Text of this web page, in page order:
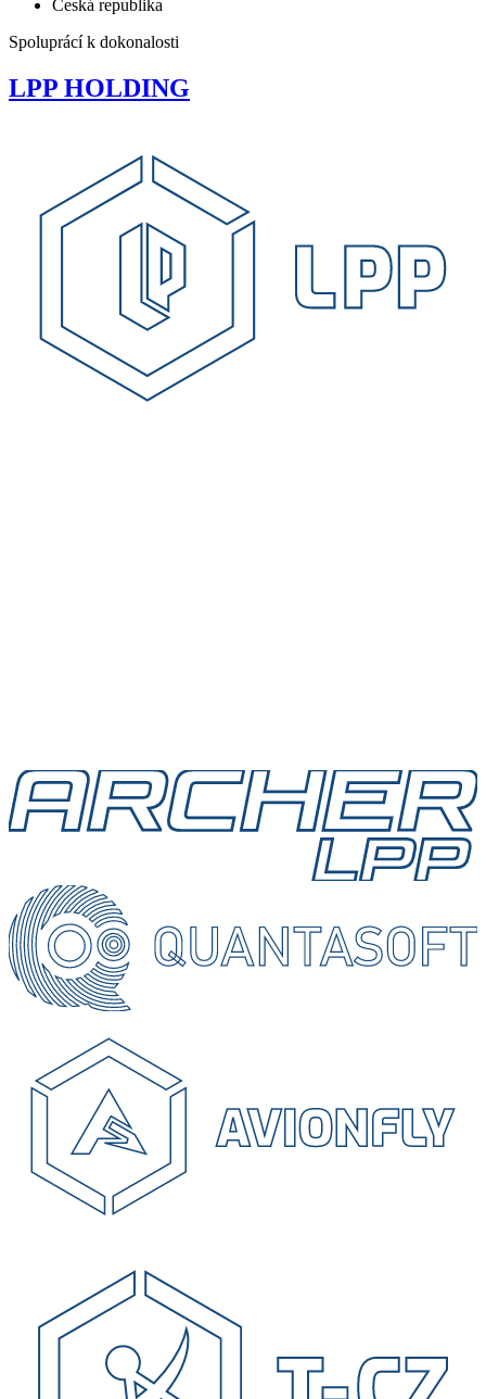
Česká republika
Spoluprácí k dokonalosti
LPP HOLDING